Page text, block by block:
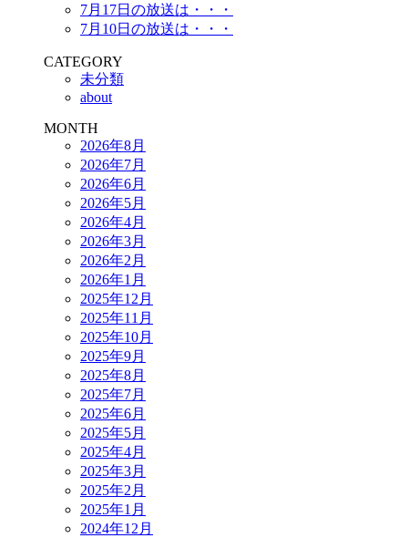
7月17日の放送は・・・
7月10日の放送は・・・
CATEGORY
未分類
about
MONTH
2026年8月
2026年7月
2026年6月
2026年5月
2026年4月
2026年3月
2026年2月
2026年1月
2025年12月
2025年11月
2025年10月
2025年9月
2025年8月
2025年7月
2025年6月
2025年5月
2025年4月
2025年3月
2025年2月
2025年1月
2024年12月